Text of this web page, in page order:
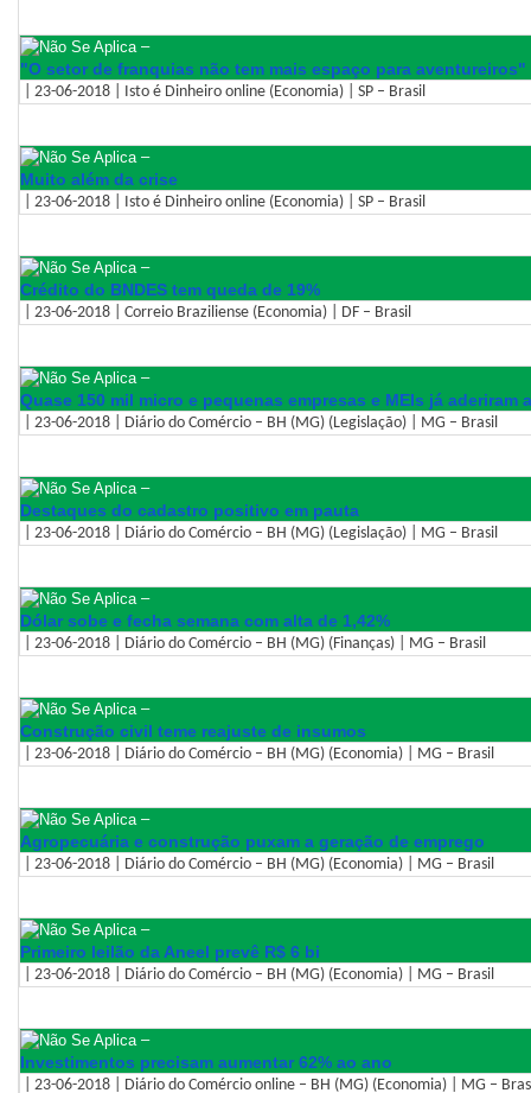
–
"O setor de franquias não tem mais espaço para aventureiros"
| 23-06-2018 | Isto é Dinheiro online (Economia) | SP – Brasil
–
Muito além da crise
| 23-06-2018 | Isto é Dinheiro online (Economia) | SP – Brasil
–
Crédito do BNDES tem queda de 19%
| 23-06-2018 | Correio Braziliense (Economia) | DF – Brasil
–
Quase 150 mil micro e pequenas empresas e MEIs já aderiram
| 23-06-2018 | Diário do Comércio – BH (MG) (Legislação) | MG – Brasil
–
Destaques do cadastro positivo em pauta
| 23-06-2018 | Diário do Comércio – BH (MG) (Legislação) | MG – Brasil
–
Dólar sobe e fecha semana com alta de 1,42%
| 23-06-2018 | Diário do Comércio – BH (MG) (Finanças) | MG – Brasil
–
Construção civil teme reajuste de insumos
| 23-06-2018 | Diário do Comércio – BH (MG) (Economia) | MG – Brasil
–
Agropecuária e construção puxam a geração de emprego
| 23-06-2018 | Diário do Comércio – BH (MG) (Economia) | MG – Brasil
–
Primeiro leilão da Aneel prevê R$ 6 bi
| 23-06-2018 | Diário do Comércio – BH (MG) (Economia) | MG – Brasil
–
Investimentos precisam aumentar 62% ao ano
| 23-06-2018 | Diário do Comércio online – BH (MG) (Economia) | MG –